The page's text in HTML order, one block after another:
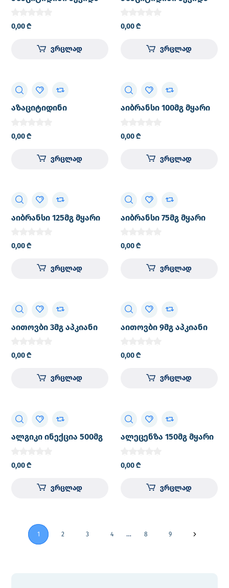
ლიოფილიზებული
ფხვნილი 25მგ/მლ
კანქვეშ შესაყვანი
საინექციო სუსპენზიის
0,00₾
ვრცლად
ლიოფილიზებული
ფხვნილი 25მგ/მლ
კანქვეშ შესაყვანი
საინექციო სუსპენზიის
0,00₾
ვრცლად
აზაციტიდინი
ფხვნილი კანქვეშ
შესაყვანი საინექციო
სუსპენზიის
0,00₾
ვრცლად
აიბრანსი 100მგ მყარი
0,00₾
ვრცლად
აიბრანსი 125მგ მყარი
0,00₾
ვრცლად
აიბრანსი 75მგ მყარი
0,00₾
ვრცლად
აითოვბი 3მგ აპკიანი
ტაბლეტი №28 (4X7)
კალენდარული
შეფუთვით
0,00₾
ვრცლად
აითოვბი 9მგ აპკიანი
ტაბლეტი №28 (4X7)
კალენდარული
შეფუთვით
0,00₾
ვრცლად
ალგიკი ინექცია 500მგ
საინფუზიო ხსნარის
მოსამზადებლად
ფლაკონი №1
0,00₾
ვრცლად
ალეცენზა 150მგ მყარი
0,00₾
ვრცლად
1 2 3 4 … 8 9